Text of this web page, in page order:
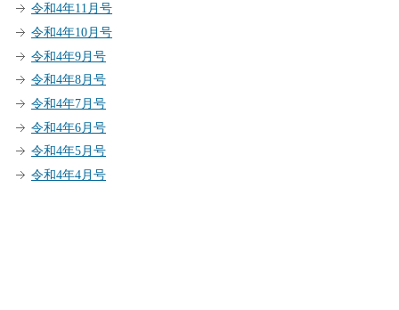
令和4年11月号
令和4年10月号
令和4年9月号
令和4年8月号
令和4年7月号
令和4年6月号
令和4年5月号
令和4年4月号